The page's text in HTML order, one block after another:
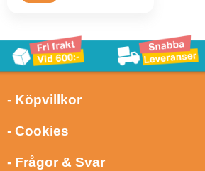
- Köpvillkor
- Cookies
- Frågor & Svar